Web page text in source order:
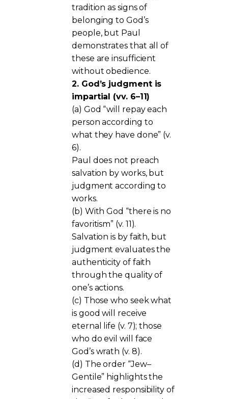
tradition as signs of
belonging to God’s
people, but Paul
demonstrates that all of
these are insufficient
without obedience.
2. God’s judgment is
impartial (vv. 6–11)
(a) God “will repay each
person according to
what they have done” (v.
6).
Paul does not preach
salvation by works, but
judgment according to
works.
(b) With God “there is no
favoritism” (v. 11).
Salvation is by faith, but
judgment evaluates the
authenticity of faith
through the quality of
one’s actions.
(c) Those who seek what
is good will receive
eternal life (v. 7); those
who do evil will face
God’s wrath (v. 8).
(d) The order “Jew–
Gentile” highlights the
increased responsibility of